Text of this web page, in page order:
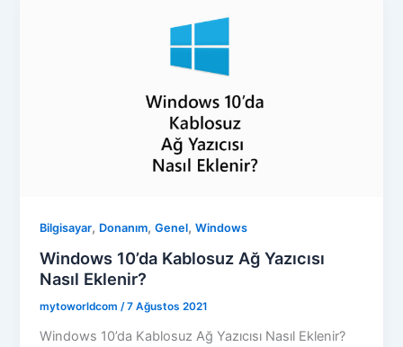
Bilgisayar, Donanım,Genel,Windows
Windows 10’da Kablosuz Ağ Yazıcısı
Nasıl Eklenir?
mytoworldcom/7 Ağustos 2021
Windows 10’da Kablosuz Ağ Yazıcısı Nasıl Eklenir?